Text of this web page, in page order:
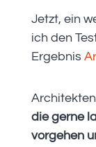
Jetzt, ein
ich den
Ergebnis
die gerne
vorgehen